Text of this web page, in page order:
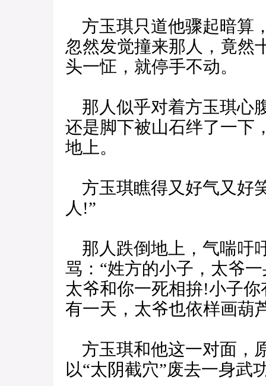
方玉琪只道他骤起暗算
忽然发觉撞来那人，竟然
头一怔，就停手不动。
那人似乎对着方玉琪心
还是脚下被山石绊了一下
地上。
方玉琪瞧得又好气又好
人!”
那人跌倒地上，气喘吁
骂：“姓方的小子，太爷
太爷和你一死相拚!小子
有一天，太爷也依样画葫
方玉琪和他这一对面，
以“太阴截穴”废去一身武